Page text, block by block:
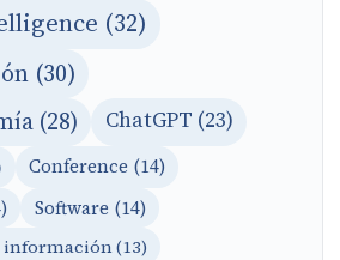
(32)
(30)
(28) ChatGPT (23)
Conference (14)
Software (14)
información (13)